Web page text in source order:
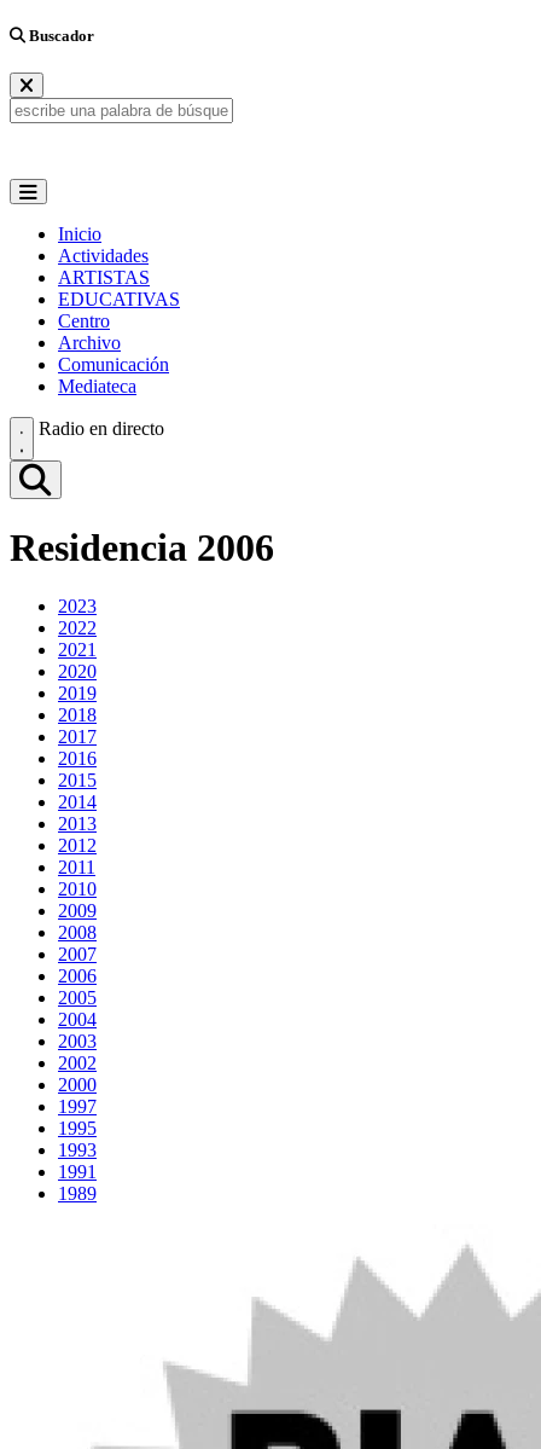
Buscador
Inicio
Actividades
ARTISTAS
EDUCATIVAS
Centro
Archivo
Comunicación
Mediateca
Radio en directo
Residencia 2006
2023
2022
2021
2020
2019
2018
2017
2016
2015
2014
2013
2012
2011
2010
2009
2008
2007
2006
2005
2004
2003
2002
2000
1997
1995
1993
1991
1989